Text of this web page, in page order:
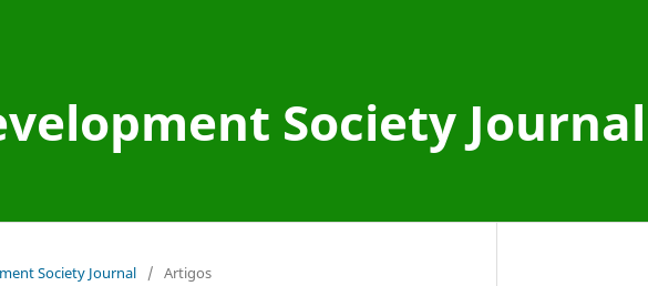
Society Journal
Society Journal / Artigos